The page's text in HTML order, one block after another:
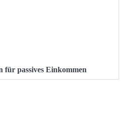
für passives Einkommen